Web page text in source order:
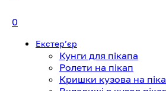
0
Екстерʼєр
Кунги для пікапа
Ролети на пікап
Кришки кузова на